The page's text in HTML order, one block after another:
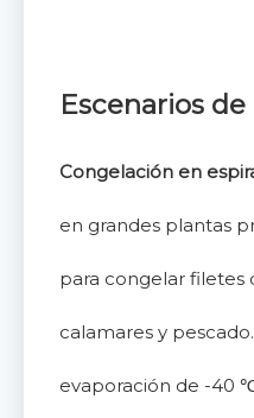
Escenarios
Congelación en
en grandes plantas
para congelar filetes
calamares y
evaporación de -40